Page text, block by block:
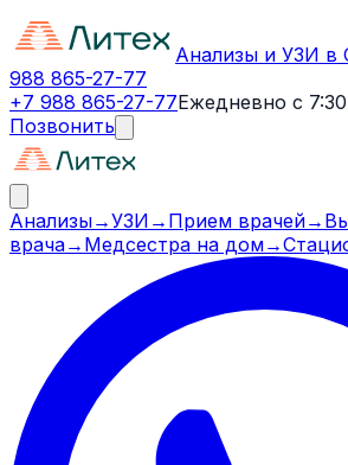
Анализы и УЗИ в
988 865-27-77
+7 988 865-27-77Ежедневно с 7:30
Позвонить
Анализы→УЗИ → Прием врачей→
врача→ Медсестра на дом→